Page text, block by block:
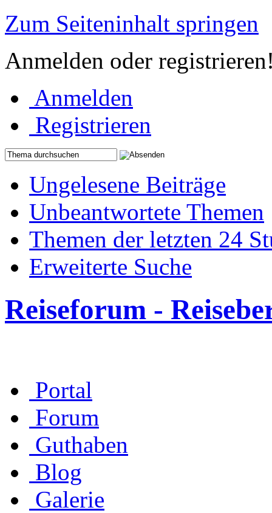
Zum Seiteninhalt springen
Anmelden oder
Anmelden
Registrieren
Ungelesene Beiträge
Unbeantwortete Themen
Themen der letzten 24
Erweiterte Suche
Reiseforum -
Portal
Forum
Guthaben
Blog
Galerie